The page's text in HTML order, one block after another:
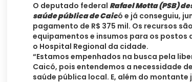
O deputado federal Rafael Motta (PSB)
saúde pública de Caicó e já conseguiu,
pagamento de R$ 375 mil. Os recursos
equipamentos e insumos para os postos
o Hospital Regional da cidade.
“Estamos empenhados na busca pela
Caicó, pois entendemos a necessidade
saúde pública local. E, além do